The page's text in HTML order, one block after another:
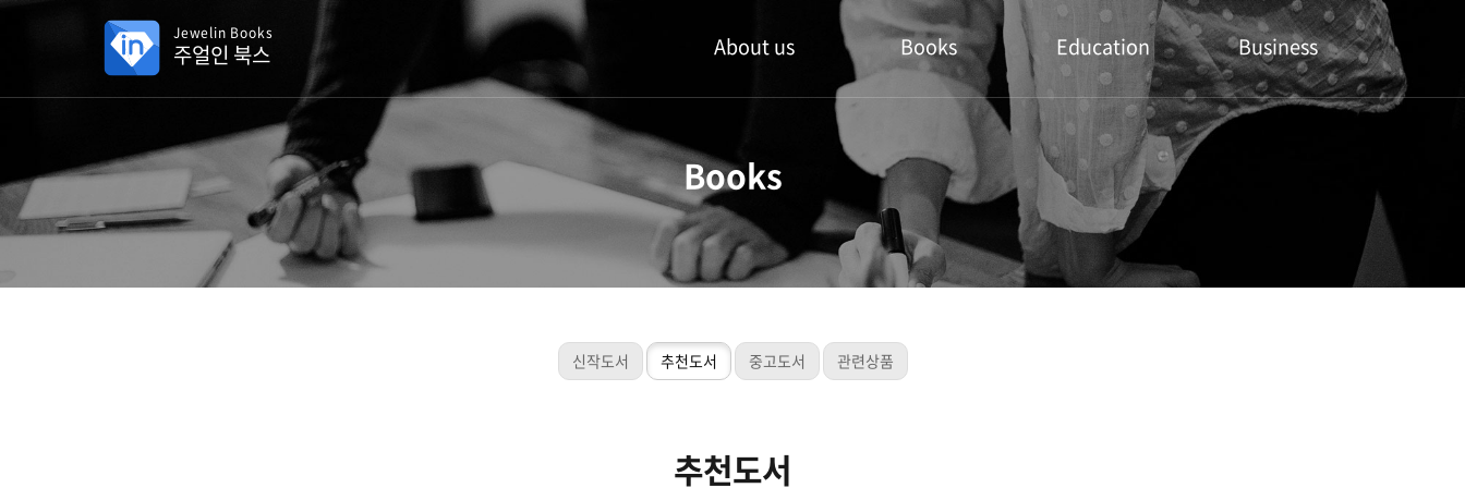
Jewelin Books
주얼인 북스 About us
공지사항
주얼인북스 방문
Books
추천도서
중고도서
관련상품
Education
유튜브
세미나
전문교육
Business
Books
신작도서 추천도서 중고도서 관련상품
추천도서